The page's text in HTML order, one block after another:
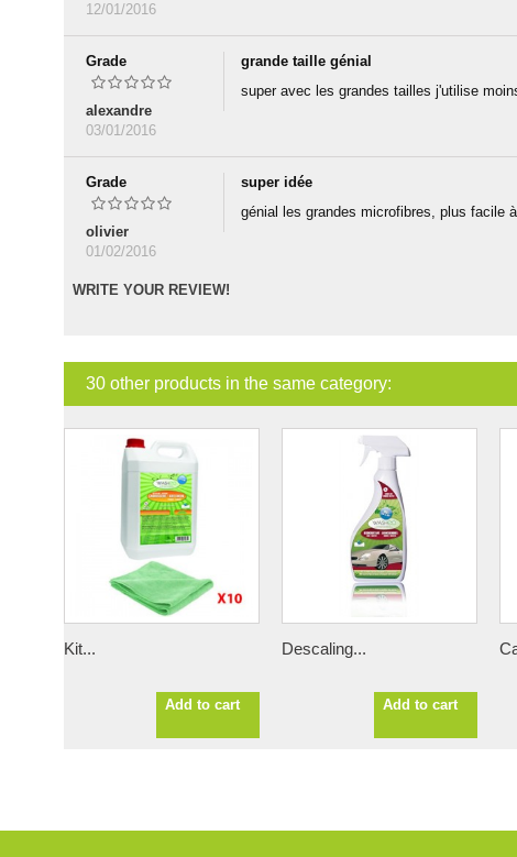
12/01/2016
Grade
alexandre
03/01/2016
grande taille génial
super avec les grandes tailles j'utilise
Grade
olivier
01/02/2016
super idée
génial les grandes microfibres, plus facile
WRITE YOUR REVIEW!
30 other products in the same category:
Kit...
Add to cart
Descaling...
Add to cart